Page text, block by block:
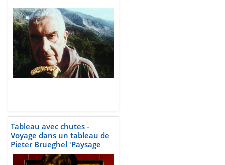
Tableau avec chutes -
Voyage dans un tableau de
Pieter Brueghel 'Paysage
avec la chute d'Icare' peint
vers 1555 quelque part en